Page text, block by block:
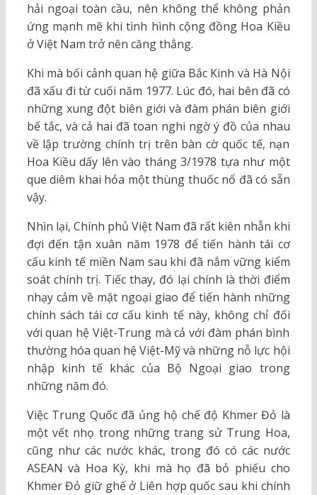
hải ngoại toàn cầu, nên không thể không phản
ứng mạnh mẽ khi tình hình cộng đồng Hoa Kiều
ở Việt Nam trở nên căng thẳng.
Khi mà bối cảnh quan hệ giữa Bắc Kinh và Hà Nội
đã xấu đi từ cuối năm 1977. Lúc đó, hai bên đã có
những xung đột biên giới và đàm phán biên giới
bế tắc, và cả hai đã toan nghi ngờ ý đồ của nhau
về lập trường chính trị trên bàn cờ quốc tế, nạn
Hoa Kiều dấy lên vào tháng 3/1978 tựa như một
que diêm khai hỏa một thùng thuốc nổ đã có sẵn
vậy.
Nhìn lại, Chính phủ Việt Nam đã rất kiên nhẫn khi
đợi đến tận xuân năm 1978 để tiến hành tái cơ
cấu kinh tế miền Nam sau khi đã nắm vững kiểm
soát chính trị. Tiếc thay, đó lại chính là thời điểm
nhạy cảm về mặt ngoại giao để tiến hành những
chính sách tái cơ cấu kinh tế này, không chỉ đối
với quan hệ Việt-Trung mà cả với đàm phán bình
thường hóa quan hệ Việt-Mỹ và những nỗ lực hội
nhập kinh tế khác của Bộ Ngoại giao trong
những năm đó.
Việc Trung Quốc đã ủng hộ chế độ Khmer Đỏ là
một vết nhọ trong những trang sử Trung Hoa,
cũng như các nước khác, trong đó có các nước
ASEAN và Hoa Kỳ, khi mà họ đã bỏ phiếu cho
Khmer Đỏ giữ ghế ở Liên hợp quốc sau khi chính